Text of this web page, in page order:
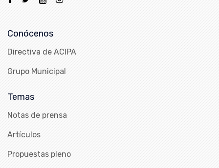
Conócenos
Directiva de ACIPA
Grupo Municipal
Temas
Notas de prensa
Artículos
Propuestas pleno